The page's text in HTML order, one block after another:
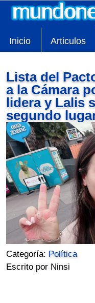
Inicio Articulos
Lista del
a la Cámara
lidera y Lalis
segundo
Categoría: Política
Escrito por Ninsi